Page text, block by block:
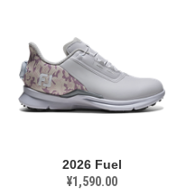
2026 Fuel
¥1,590.00